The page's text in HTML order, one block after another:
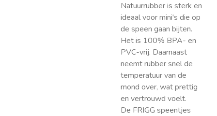
Natuurrubber is sterk en
ideaal voor mini's die op
de speen gaan bijten.
Het is 100% BPA- en
PVC-vrij. Daarnaast
neemt rubber snel de
temperatuur van de
mond over, wat prettig
en vertrouwd voelt.
De FRIGG speentjes